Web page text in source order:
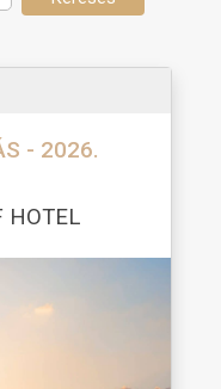
- 2026.
HOTEL